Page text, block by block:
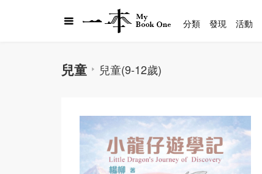
兒童 兒童(9-12歲)
分類 發現 活動